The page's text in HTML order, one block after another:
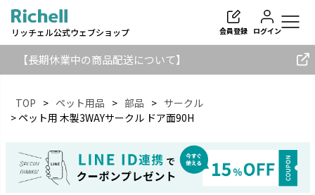
リッチェル公式ウェブショップ 会員登録 ログイン
【長期休業中の商品配送について】
TOP ペット用品 部品
サークル
ペット用 木製3WAYサークル ドア面90H